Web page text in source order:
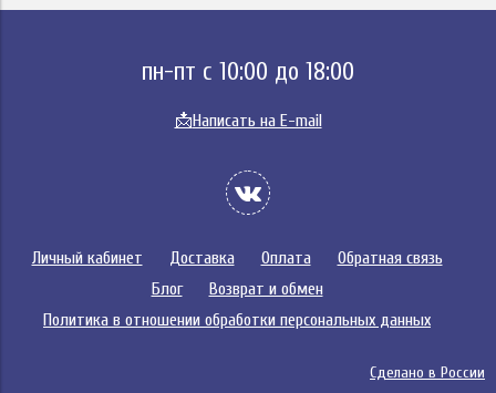
пн-пт с 10:00 до 18:00
📩Написать на E-mail
Личный кабинет Доставка Оплата
Обратная связь
Блог
Возврат и обмен
Политика в отношении обработки персональных данных
Сделано в России